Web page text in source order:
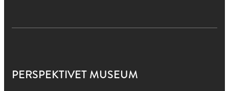
PERSPEKTIVET MUSEUM